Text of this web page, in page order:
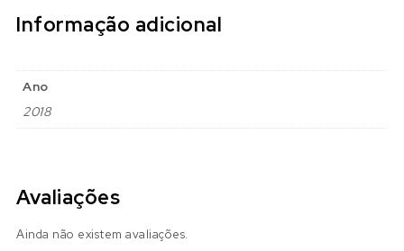
Informação adicional
Ano
2018
Avaliações
Ainda não existem avaliações.